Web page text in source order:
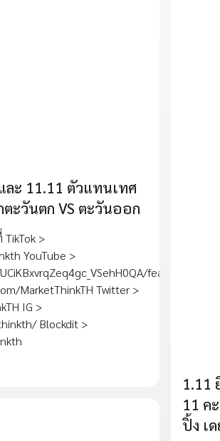
ละ 11.11 ตัวแทนเทศ
ะวันตก VS ตะวันออก
>
YouTube >
featured
MarketThinkTH Twitter >
IG >
Blockdit >
1.11
11 ค
ปิ้ง เด